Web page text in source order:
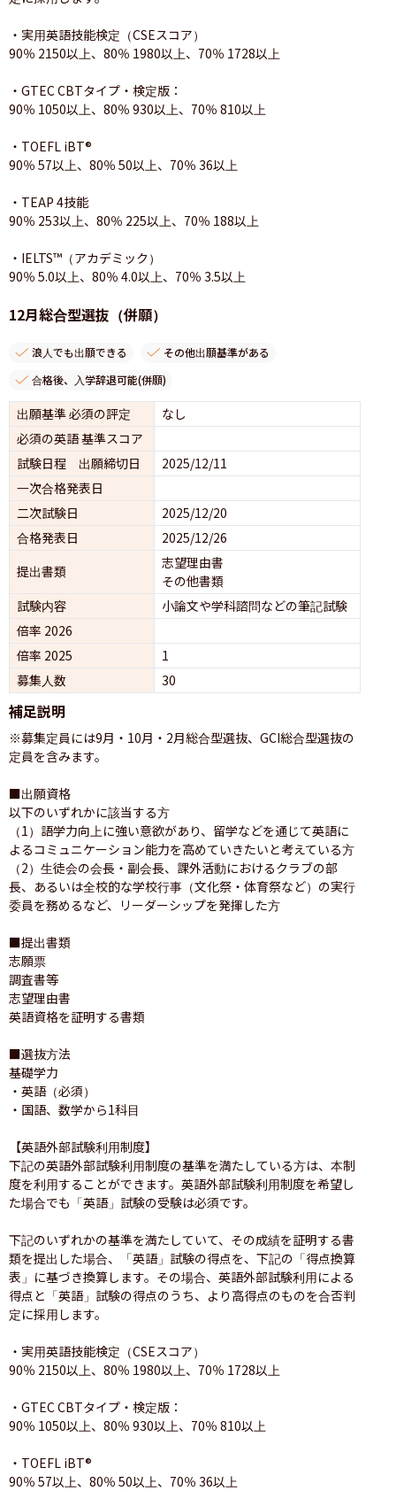
・実用英語技能検定（CSEスコア）
90％ 2150以上、80％ 1980以上、70％ 1728以上
・GTEC CBTタイプ・検定版：
90％ 1050以上、80％ 930以上、70％ 810以上
・TOEFL iBT®
90％ 57以上、80％ 50以上、70％ 36以上
・TEAP 4技能
90％ 253以上、80％ 225以上、70％ 188以上
・IELTS™（アカデミック）
90％ 5.0以上、80％ 4.0以上、70％ 3.5以上
12月総合型選抜（併願）
浪人でも出願できる
その他出願基準がある
合格後、入学辞退可能(併願)
出願基準 必須の評定
なし
必須の英語 基準スコア
試験日程 出願締切日
2025/12/11
一次合格発表日
二次試験日
2025/12/20
合格発表日
2025/12/26
提出書類
志望理由書
その他書類
試験内容
小論文や学科諮問などの筆記試験
倍率 2026
倍率 2025
1
募集人数
30
補足説明
※募集定員には9月・10月・2月総合型選抜、GCI総合型選抜の
定員を含みます。
■出願資格
以下のいずれかに該当する方
（1）語学力向上に強い意欲があり、留学などを通じて英語に
よるコミュニケーション能力を高めていきたいと考えている方
（2）生徒会の会長・副会長、課外活動におけるクラブの部
長、あるいは全校的な学校行事（文化祭・体育祭など）の実行
委員を務めるなど、リーダーシップを発揮した方
■提出書類
志願票
調査書等
志望理由書
英語資格を証明する書類
■選抜方法
基礎学力
・英語（必須）
・国語、数学から1科目
【英語外部試験利用制度】
下記の英語外部試験利用制度の基準を満たしている方は、本制
度を利用することができます。英語外部試験利用制度を希望し
た場合でも「英語」試験の受験は必須です。
下記のいずれかの基準を満たしていて、その成績を証明する書
類を提出した場合、「英語」試験の得点を、下記の「得点換算
表」に基づき換算します。その場合、英語外部試験利用による
得点と「英語」試験の得点のうち、より高得点のものを合否判
定に採用します。
・実用英語技能検定（CSEスコア）
90％ 2150以上、80％ 1980以上、70％ 1728以上
・GTEC CBTタイプ・検定版：
90％ 1050以上、80％ 930以上、70％ 810以上
・TOEFL iBT®
90％ 57以上、80％ 50以上、70％ 36以上